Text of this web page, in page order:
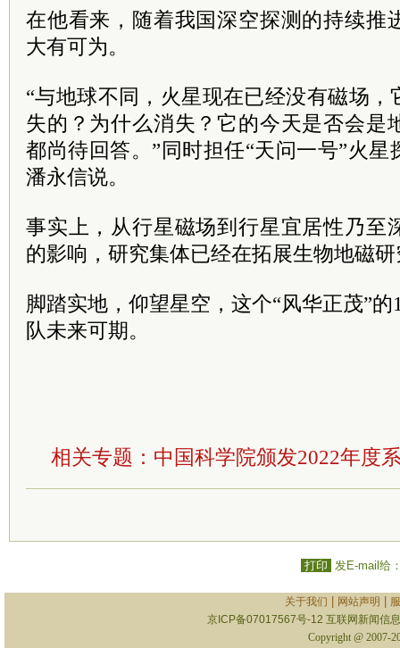
在他看来，随着我国深空探测的持续推
大有可为。
“与地球不同，火星现在已经没有磁场
失的？为什么消失？它的今天是否会是
都尚待回答。”同时担任“天问一号”火
潘永信说。
事实上，从行星磁场到行星宜居性乃至
的影响，研究集体已经在拓展生物地磁
脚踏实地，仰望星空，这个“风华正茂”
队未来可期。
相关专题： 中国科学院颁发2022年度
打印 发E-mail给
关于我们 网站声明
京ICP备07017567号-12 互联网新闻信
Copyright @ 2007-